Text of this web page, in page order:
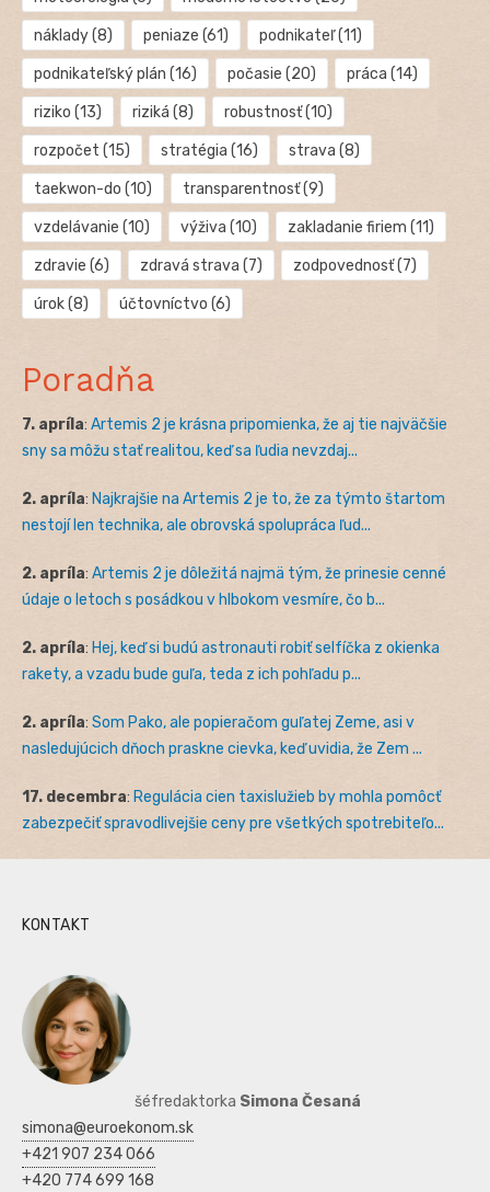
náklady(8) peniaze (61) podnikateľ(11)
podnikateľský plán (16) počasie (20) práca (14)
riziko (13) riziká (8) robustnosť(10)
rozpočet (15) stratégia (16) strava (8)
taekwon-do (10) transparentnosť(9)
vzdelávanie (10) výživa (10) zakladanie firiem (11)
zdravie (6) zdravá strava (7) zodpovednosť(7)
úrok(8) účtovníctvo (6)
Poradňa
7. apríla: Artemis 2 je krásna pripomienka, že aj tie najväčšie
sny sa môžu stať realitou, keď sa ľudia nevzdaj...
2. apríla: Najkrajšie na Artemis 2 je to, že za týmto štartom
nestojí len technika, ale obrovská spolupráca ľud...
2. apríla: Artemis 2 je dôležitá najmä tým, že prinesie cenné
údaje o letoch s posádkou v hlbokom vesmíre, čo b...
2. apríla: Hej, keď si budú astronauti robiť selfíčka z okienka
rakety, a vzadu bude guľa, teda z ich pohľadu p...
2. apríla: Som Pako, ale popieračom guľatej Zeme, asi v
nasledujúcich dňoch praskne cievka, keď uvidia, že Zem ...
17. decembra: Regulácia cien taxislužieb by mohla pomôcť
zabezpečiť spravodlivejšie ceny pre všetkých spotrebiteľo...
KONTAKT
šéfredaktorka Simona Česaná
simona@euroekonom.sk
+421 907 234 066
+420 774 699 168